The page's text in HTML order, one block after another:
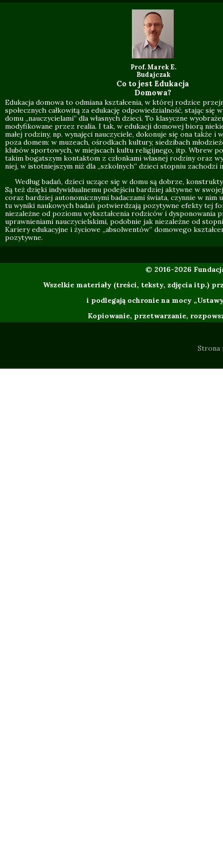
Prof. Marek E.
Budajczak
Co to jest Edukacja
Domowa?
Edukacja domowa to odmiana kształcenia, w której rodzice
społecznych całkowitą za edukację odpowiedzialność, stając się
domu „nauczycielami” dla własnych dzieci. To klasyczne
modyfikowane przez realia. I tak, w edukacji domowej biorą
małej rodziny, np. wynajęci nauczyciele, dokonuje się ona także i
poza domem: w muzeach, ośrodkach kultury, siedzibach
klubów sportowych, w miejscach kultu religijnego, itp. Wbrew
takim bogatszym kontaktom z członkami własnej rodziny oraz
niej, w istotniejszym niż dla „szkolnych” dzieci stopniu zachodzi
Według badań, dzieci uczące się w domu są dobrze,
Są też dzięki indywidualnemu podejściu bardziej aktywne w
coraz bardziej autonomicznymi badaczami świata, czynnie w nim
tu wyniki naukowych badań potwierdzają pozytywne efekty tej
niezależne od poziomu wykształcenia rodziców i dysponowania
uprawnieniami nauczycielskimi, podobnie jak niezależne od
Kariery edukacyjne i życiowe „absolwentów” domowego
pozytywne.
© 2016-2026
Wszelkie materiały (treści, teksty, zdjęcia itp.)
i podlegają ochronie na mocy
Kopiowanie, przetwarzanie,
Strona